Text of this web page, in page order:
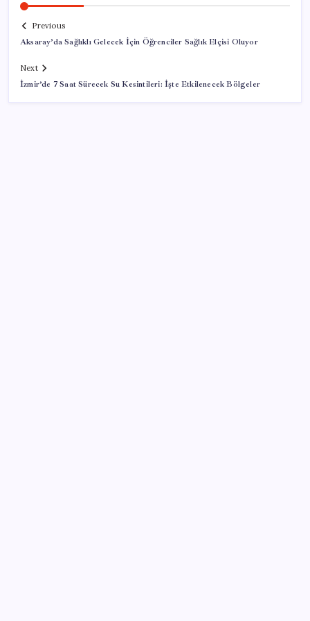
Previous
Aksaray’da Sağlıklı Gelecek İçin Öğrenciler Sağlık Elçisi Oluyor
Next
İzmir’de 7 Saat Sürecek Su Kesintileri: İşte Etkilenecek Bölgeler